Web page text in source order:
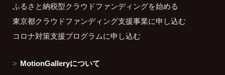
ふるさと納税型クラウドファンディングを始める
東京都クラウドファンディング支援事業に申し込む
コロナ対策支援プログラムに申し込む
MotionGalleryについて